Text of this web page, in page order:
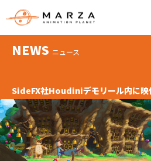
NEWS ニュース
SideFX社Houdiniデモリール内に映